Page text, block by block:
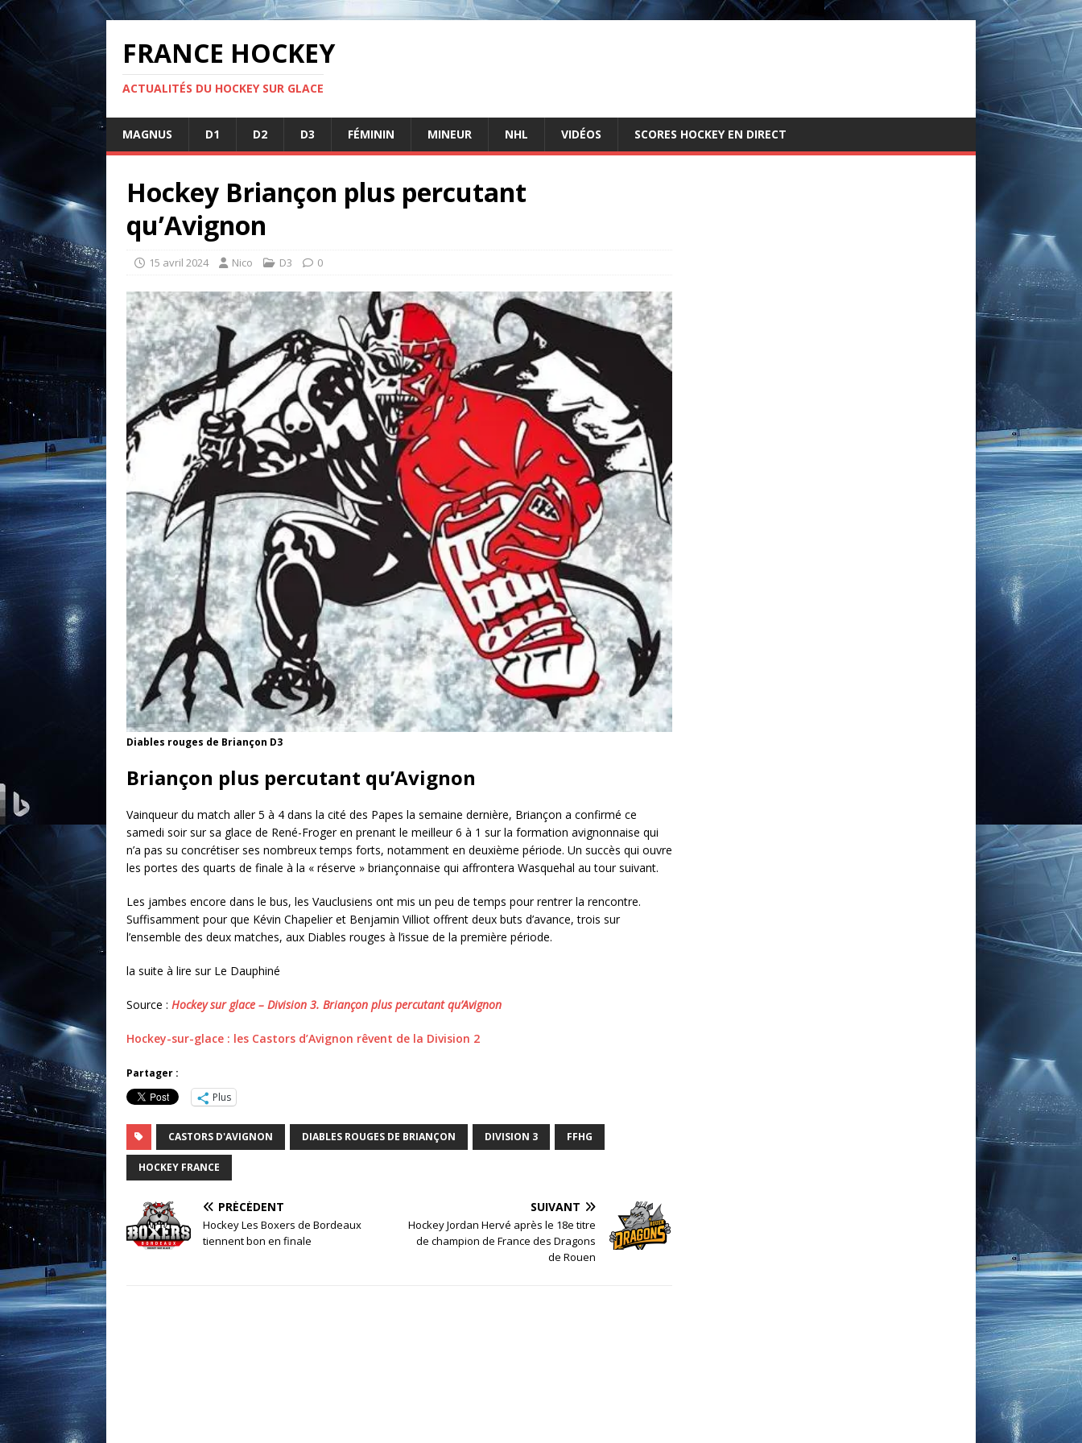
FRANCE HOCKEY
ACTUALITÉS DU HOCKEY SUR GLACE
MAGNUS D1 D2 D3 FÉMININ MINEUR NHL VIDÉOS SCORES HOCKEY EN DIRECT
Hockey Briançon plus percutant
qu’Avignon
15 avril 2024 Nico D3 0
Diables rouges de Briançon D3
Briançon plus percutant qu’Avignon
Vainqueur du match aller 5 à 4 dans la cité des Papes la semaine dernière, Briançon a confirmé ce
samedi soir sur sa glace de René-Froger en prenant le meilleur 6 à 1 sur la formation avignonnaise qui
n’a pas su concrétiser ses nombreux temps forts, notamment en deuxième période. Un succès qui ouvre
les portes des quarts de finale à la « réserve » briançonnaise qui affrontera Wasquehal au tour suivant.
Les jambes encore dans le bus, les Vauclusiens ont mis un peu de temps pour rentrer la rencontre.
Suffisamment pour que Kévin Chapelier et Benjamin Villiot offrent deux buts d’avance, trois sur
l’ensemble des deux matches, aux Diables rouges à l’issue de la première période.
la suite à lire sur Le Dauphiné
Source : Hockey sur glace – Division 3. Briançon plus percutant qu’Avignon
Hockey-sur-glace : les Castors d’Avignon rêvent de la Division 2
Partager :
Plus
CASTORS D'AVIGNON DIABLES ROUGES DE BRIANÇON DIVISION 3 FFHG
HOCKEY FRANCE
PRÉCÉDENT
Hockey Les Boxers de Bordeaux
tiennent bon en finale
SUIVANT
Hockey Jordan Hervé après le 18e titre
de champion de France des Dragons
de Rouen